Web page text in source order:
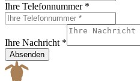
Ihre Telefonnummer *
Ihre Nachricht *
Absenden